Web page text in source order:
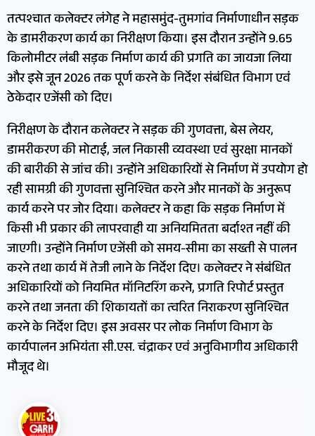
तत्पश्चात कलेक्टर लंगेह ने महासमुंद-तुमगांव निर्माणाधीन सड़क
के डामरीकरण कार्य का निरीक्षण किया। इस दौरान उन्होंने 9.65
किलोमीटर लंबी सड़क निर्माण कार्य की प्रगति का जायजा लिया
और इसे जून 2026 तक पूर्ण करने के निर्देश संबंधित विभाग एवं
ठेकेदार एजेंसी को दिए।
निरीक्षण के दौरान कलेक्टर ने सड़क की गुणवत्ता, बेस लेयर,
डामरीकरण की मोटाई, जल निकासी व्यवस्था एवं सुरक्षा मानकों
की बारीकी से जांच की। उन्होंने अधिकारियों से निर्माण में उपयोग हो
रही सामग्री की गुणवत्ता सुनिश्चित करने और मानकों के अनुरूप
कार्य करने पर जोर दिया। कलेक्टर ने कहा कि सड़क निर्माण में
किसी भी प्रकार की लापरवाही या अनियमितता बर्दाश्त नहीं की
जाएगी। उन्होंने निर्माण एजेंसी को समय-सीमा का सख्ती से पालन
करने तथा कार्य में तेजी लाने के निर्देश दिए। कलेक्टर ने संबंधित
अधिकारियों को नियमित मॉनिटरिंग करने, प्रगति रिपोर्ट प्रस्तुत
करने तथा जनता की शिकायतों का त्वरित निराकरण सुनिश्चित
करने के निर्देश दिए। इस अवसर पर लोक निर्माण विभाग के
कार्यपालन अभियंता सी.एस. चंद्राकर एवं अनुविभागीय अधिकारी
मौजूद थे।